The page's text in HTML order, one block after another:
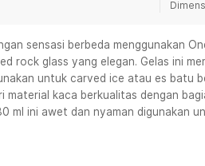
Toko Tangerang
Toko Cikupa
Pick n Go Jakarta Barat
Senin -
Pick n Go Bekasi
Senin - Jumat
sensasi berbeda menggunakan
rock glass yang elegan. Gelas ini
untuk carved ice atau es batu
material kaca berkualitas dengan
ml ini awet dan nyaman digunakan